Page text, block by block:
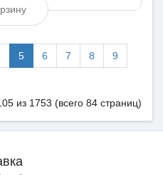
5 6 7 8 9
из 1753 (всего 84 страниц)